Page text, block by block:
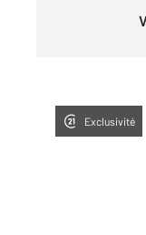
Exclusivité